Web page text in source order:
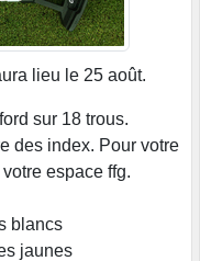
lieu le 25 août.
sur 18 trous.
des index. Pour votre
espace ffg.
blancs
jaunes